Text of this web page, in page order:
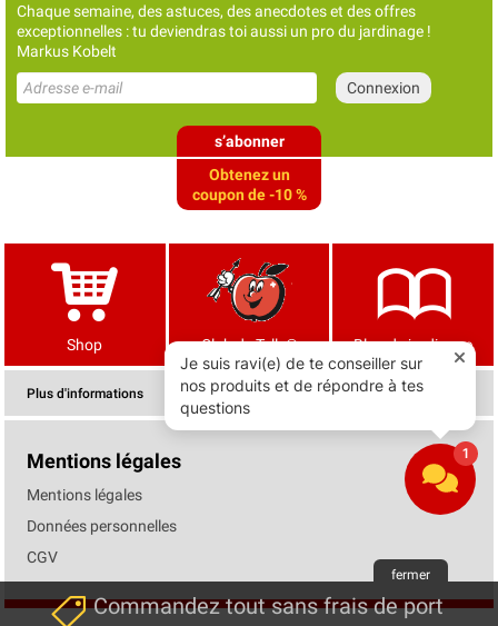
Chaque semaine, des astuces, des anecdotes et des offres
exceptionnelles : tu deviendras toi aussi un pro du jardinage !
Markus Kobelt
s’abonner
Obtenez un
coupon de -10 %
Shop Club de Tells® Blog de jardinage
Plus d'informations
Mentions légales
Mentions légales
Données personnelles
CGV
fermer
Commandez tout sans frais de port